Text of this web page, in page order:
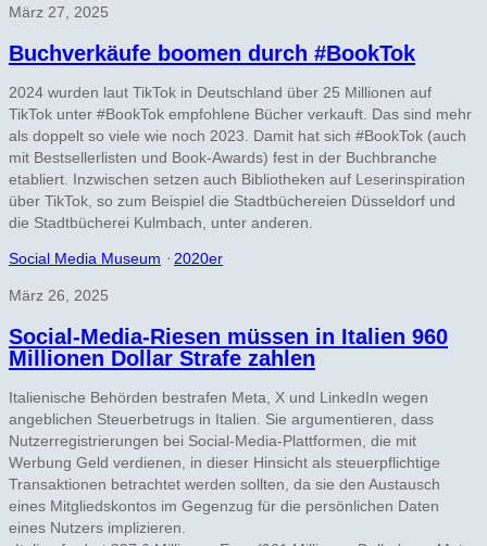
März 27, 2025
Buchverkäufe boomen durch #BookTok
2024 wurden laut TikTok in Deutschland über 25 Millionen auf
TikTok unter #BookTok empfohlene Bücher verkauft. Das sind mehr
als doppelt so viele wie noch 2023. Damit hat sich #BookTok (auch
mit Bestsellerlisten und Book-Awards) fest in der Buchbranche
etabliert. Inzwischen setzen auch Bibliotheken auf Leserinspiration
über TikTok, so zum Beispiel die Stadtbüchereien Düsseldorf und
die Stadtbücherei Kulmbach, unter anderen.
Social Media Museum ⋅ 2020er
März 26, 2025
Social-Media-Riesen müssen in Italien 960
Millionen Dollar Strafe zahlen
Italienische Behörden bestrafen Meta, X und LinkedIn wegen
angeblichen Steuerbetrugs in Italien. Sie argumentieren, dass
Nutzerregistrierungen bei Social-Media-Plattformen, die mit
Werbung Geld verdienen, in dieser Hinsicht als steuerpflichtige
Transaktionen betrachtet werden sollten, da sie den Austausch
eines Mitgliedskontos im Gegenzug für die persönlichen Daten
eines Nutzers implizieren.